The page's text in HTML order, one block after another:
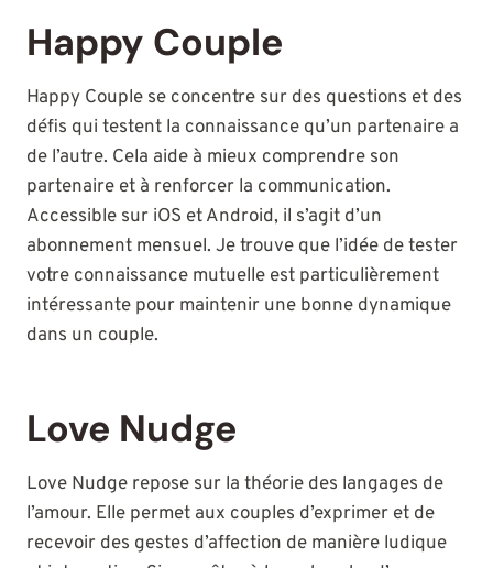
Happy Couple
Happy Couple se concentre sur des questions et des
défis qui testent la connaissance qu’un partenaire a
de l’autre. Cela aide à mieux comprendre son
partenaire et à renforcer la communication.
Accessible sur iOS et Android, il s’agit d’un
abonnement mensuel. Je trouve que l’idée de tester
votre connaissance mutuelle est particulièrement
intéressante pour maintenir une bonne dynamique
dans un couple.
Love Nudge
Love Nudge repose sur la théorie des langages de
l’amour. Elle permet aux couples d’exprimer et de
recevoir des gestes d’affection de manière ludique